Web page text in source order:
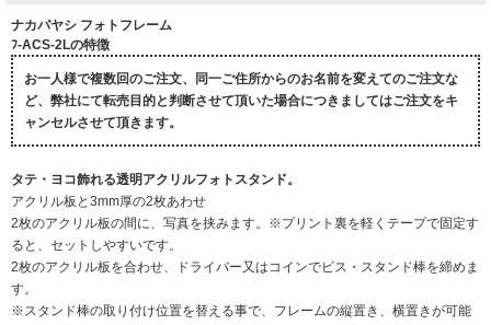
ナカバヤシ フォトフレーム
ﾌ-ACS-2Lの特徴
お一人様で複数回のご注文、同一ご住所からのお名前を変えてのご注文な
ど、弊社にて転売目的と判断させて頂いた場合につきましてはご注文をキ
ャンセルさせて頂きます。
タテ・ヨコ飾れる透明アクリルフォトスタンド。
アクリル板と3mm厚の2枚あわせ
2枚のアクリル板の間に、写真を挟みます。※プリント裏を軽くテープで固定す
ると、セットしやすいです。
2枚のアクリル板を合わせ、ドライバー又はコインでビス・スタンド棒を締めま
す。
※スタンド棒の取り付け位置を替える事で、フレームの縦置き、横置きが可能